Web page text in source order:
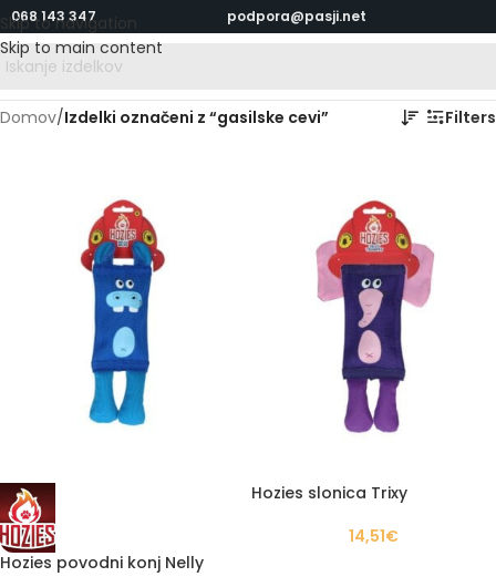
Skip to navigation
Skip to main content
068 143 347 podpora@pasji.net
Domov/Izdelki označeni z “gasilske cevi” Filters
Hozies povodni konj Nelly
Hozies slonica Trixy
14,51€